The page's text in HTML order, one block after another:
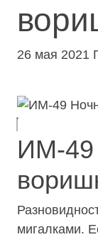
26 мая 2021
ИМ-49
мигалками.